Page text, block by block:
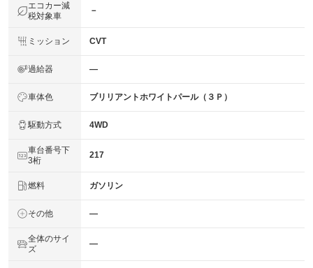
エコカー減
税対象車
－
ミッション CVT
過給器 ―
車体色 ブリリアントホワイトパール（３Ｐ）
駆動方式 4WD
車台番号下
3桁
217
燃料 ガソリン
その他 ―
全体のサイ
ズ
―